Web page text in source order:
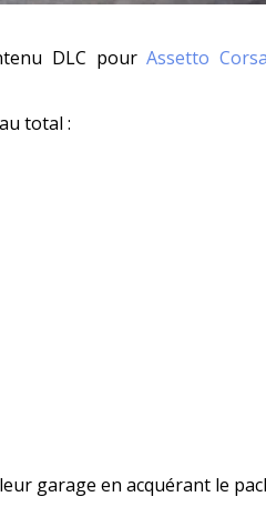
DLC pourAssetto
total :
garage en acquérant le